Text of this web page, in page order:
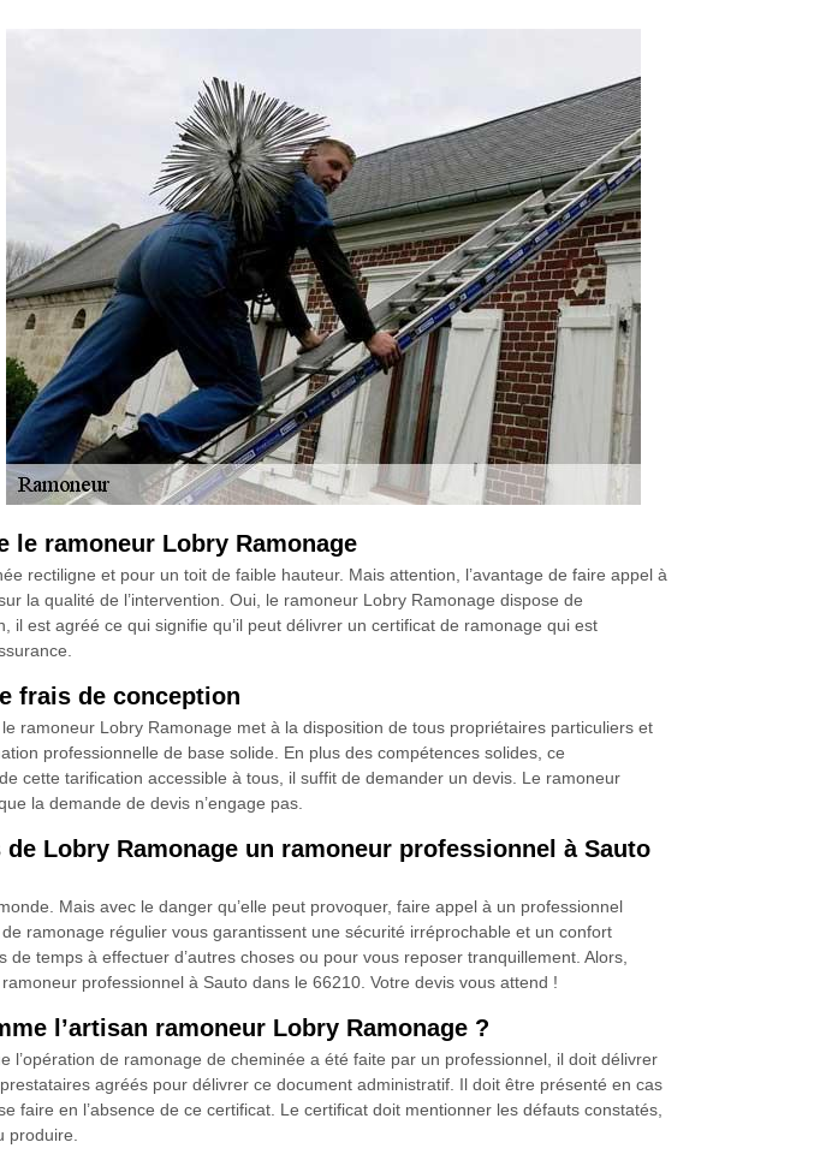
le ramoneur Lobry Ramonage
rectiligne et pour un toit de faible hauteur. Mais attention, l’avantage de faire appel à
la qualité de l’intervention. Oui, le ramoneur Lobry Ramonage dispose de
est agréé ce qui signifie qu’il peut délivrer un certificat de ramonage qui est
frais de conception
ramoneur Lobry Ramonage met à la disposition de tous propriétaires particuliers et
professionnelle de base solide. En plus des compétences solides, ce
cette tarification accessible à tous, il suffit de demander un devis. Le ramoneur
la demande de devis n’engage pas.
Lobry Ramonage un ramoneur professionnel à Sauto
Mais avec le danger qu’elle peut provoquer, faire appel à un professionnel
ramonage régulier vous garantissent une sécurité irréprochable et un confort
temps à effectuer d’autres choses ou pour vous reposer tranquillement. Alors,
professionnel à Sauto dans le 66210. Votre devis vous attend !
l’artisan ramoneur Lobry Ramonage ?
de ramonage de cheminée a été faite par un professionnel, il doit délivrer
agréés pour délivrer ce document administratif. Il doit être présenté en cas
faire en l’absence de ce certificat. Le certificat doit mentionner les défauts constatés,
produire.